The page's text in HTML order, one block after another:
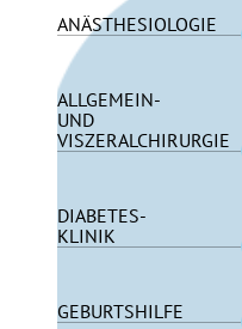
ANÄSTHESIOLOGIE
ALLGEMEIN-
UND
VISZERALCHIRURGIE
DIABETES-
KLINIK
GEBURTSHILFE